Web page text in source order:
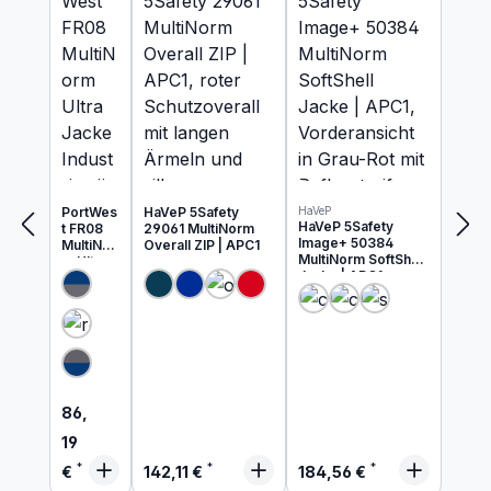
PortWes
t FR08
MultiNor
m Ultra
Jacke
Industrie
wäsche
geeigne
Regulärer Preis:
86,
19
€
HaVeP 5Safety
29061 MultiNorm
Overall ZIP | APC1
Regulärer Preis:
142,11 €
HaVeP
HaVeP 5Safety
Image+ 50384
MultiNorm SoftShell
Jacke | APC1
Regulärer Preis:
184,56 €